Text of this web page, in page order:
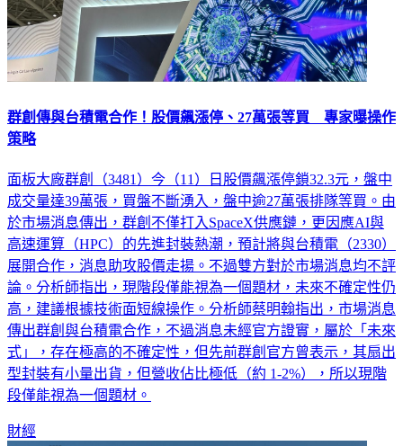
群創傳與台積電合作！股價飆漲停、27萬張等買 專家曝操作
策略
面板大廠群創（3481）今（11）日股價飆漲停鎖32.3元，盤中
成交量達39萬張，買盤不斷湧入，盤中逾27萬張排隊等買。由
於市場消息傳出，群創不僅打入SpaceX供應鏈，更因應AI與
高速運算（HPC）的先進封裝熱潮，預計將與台積電（2330）
展開合作，消息助攻股價走揚。不過雙方對於市場消息均不評
論。分析師指出，現階段僅能視為一個題材，未來不確定性仍
高，建議根據技術面短線操作。分析師蔡明翰指出，市場消息
傳出群創與台積電合作，不過消息未經官方證實，屬於「未來
式」，存在極高的不確定性，但先前群創官方曾表示，其扇出
型封裝有小量出貨，但營收佔比極低（約 1-2%），所以現階
段僅能視為一個題材。
財經